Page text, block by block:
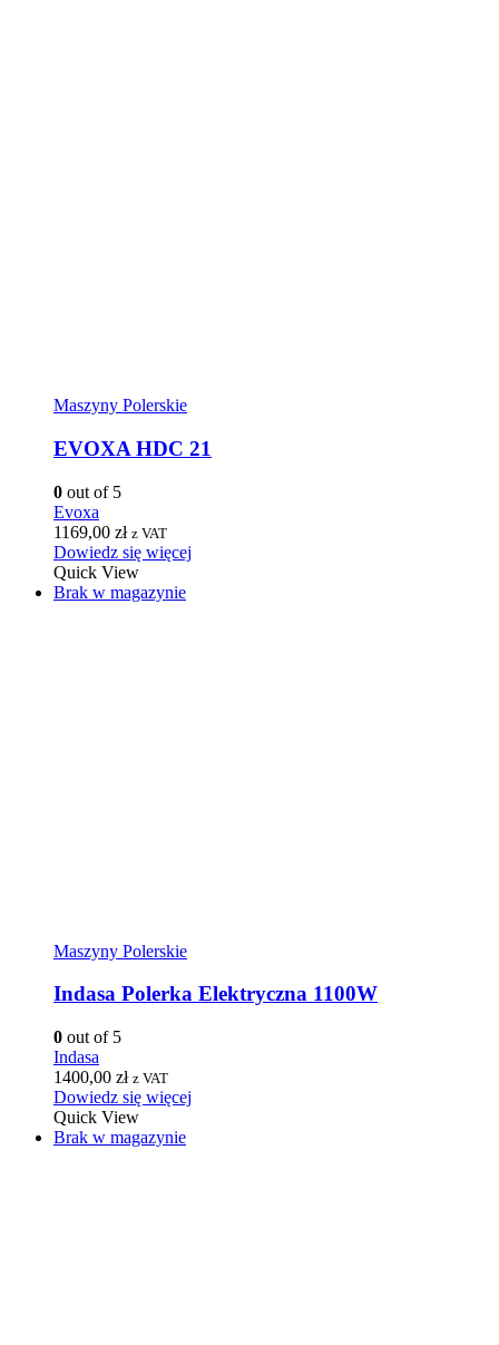
Maszyny Polerskie
EVOXA HDC 21
0 out of 5
Evoxa
1169,00 zł z VAT
Dowiedz się więcej
Quick View
Brak w magazynie
Maszyny Polerskie
Indasa Polerka Elektryczna 1100W
0 out of 5
Indasa
1400,00 zł z VAT
Dowiedz się więcej
Quick View
Brak w magazynie